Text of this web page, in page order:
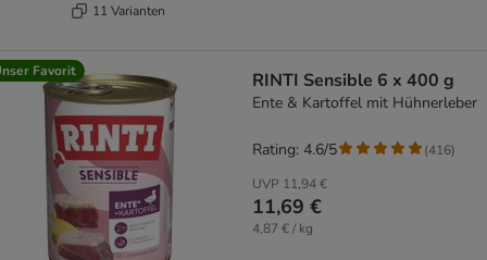
11 Varianten
Favorit RINTI Sensible 6 x 400 g
Ente & Kartoffel mit Hühnerleber
UVP 11,94 €
11,69 €
4,87 € / kg
Rating: 4.6/5 (416)